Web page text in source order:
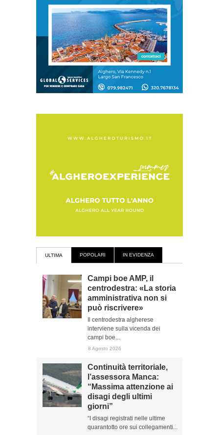
ULTIMA POPOLARI IN EVIDENZA
Campi boe AMP, il
centrodestra: «La storia
amministrativa non si
può riscrivere»
Il centrodestra algherese
interviene sulla vicenda dei
campi boe...
8 Agosto 2026
Continuità territoriale,
l’assessora Manca:
“Massima attenzione ai
disagi degli ultimi
giorni”
“I disagi registrati nelle ultime
quarantotto ore sui collegamenti...